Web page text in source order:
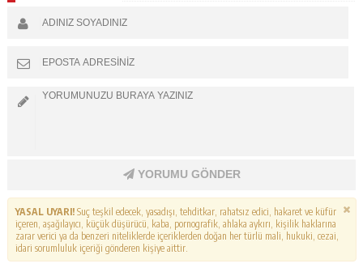
YORUMU GÖNDER
YASAL UYARI!Suç teşkil edecek, yasadışı, tehditkar, rahatsız edici, hakaret ve küfür
içeren, aşağılayıcı, küçük düşürücü, kaba, pornografik, ahlaka aykırı, kişilik haklarına
zarar verici ya da benzeri niteliklerde içeriklerden doğan her türlü mali, hukuki, cezai,
idari sorumluluk içeriği gönderen kişiye aittir.